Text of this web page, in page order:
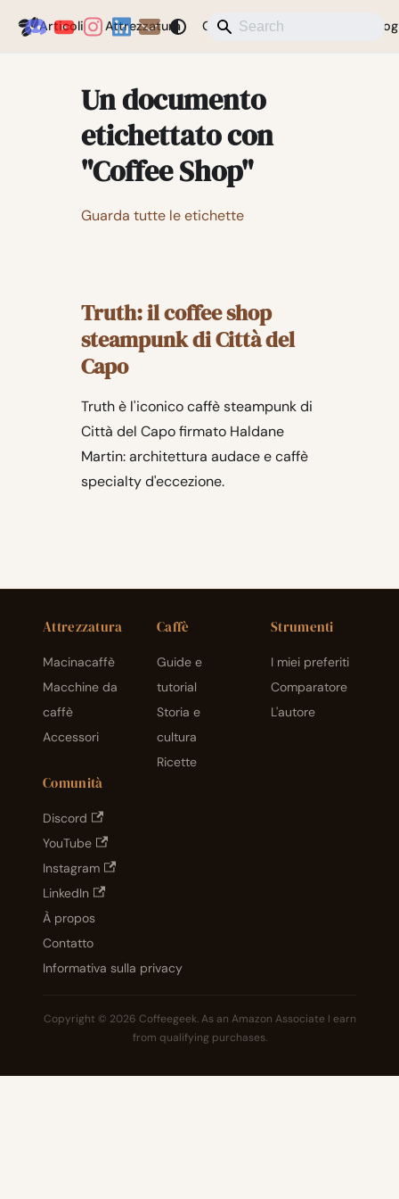
Coffeegeek
Articoli Attrezzatura Caffè Notizie Blog
Un documento
etichettato con
"Coffee Shop"
Guarda tutte le etichette
Truth: il coffee shop
steampunk di Città del
Capo
Truth è l'iconico caffè steampunk di
Città del Capo firmato Haldane
Martin: architettura audace e caffè
specialty d'eccezione.
Attrezzatura
Macinacaffè
Macchine da
caffè
Accessori
Caffè
Guide e
tutorial
Storia e
cultura
Ricette
Strumenti
I miei preferiti
Comparatore
L'autore
Comunità
Discord
YouTube
Instagram
LinkedIn
À propos
Contatto
Informativa sulla privacy
Copyright © 2026 Coffeegeek. As an Amazon Associate I earn
from qualifying purchases.